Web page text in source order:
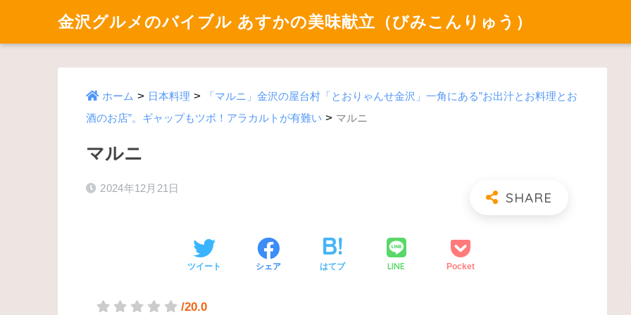
金沢グルメのバイブル あすかの美味献立（びみこんりゅう）
ホーム > 日本料理 >
「マルニ」金沢の屋台村「とおりゃんせ金沢」一角にある”お出汁とお料理とお
酒のお店”。ギャップもツボ！アラカルトが有難い > マルニ
マルニ
2024年12月21日
ツイート シェア はてブ LINE Pocket
/20.0